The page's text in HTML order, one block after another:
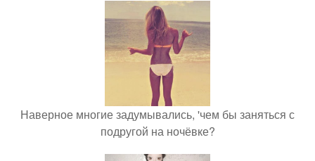
Наверное многие задумывались, 'чем бы заняться с
подругой на ночёвке?